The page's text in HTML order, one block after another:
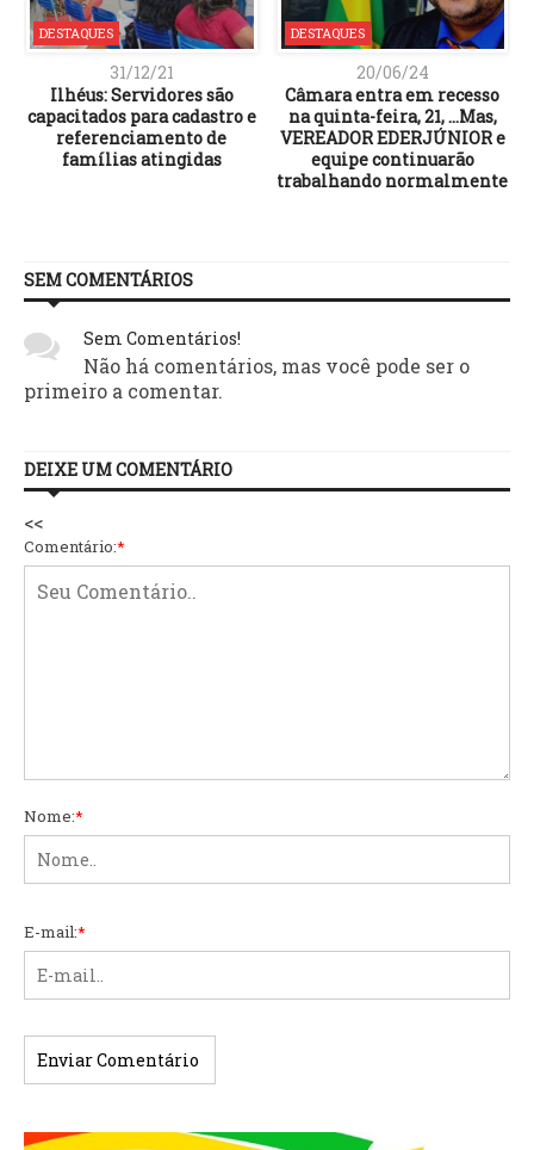
DESTAQUES
31/12/21
Ilhéus: Servidores são
capacitados para cadastro e
referenciamento de
famílias atingidas
DESTAQUES
20/06/24
Câmara entra em recesso
na quinta-feira, 21, …Mas,
VEREADOR EDERJÚNIOR e
equipe continuarão
trabalhando normalmente
SEM COMENTÁRIOS
Sem Comentários!
Não há comentários, mas você pode ser o
primeiro a comentar.
DEIXE UM COMENTÁRIO
<<
Comentário:*
Nome:*
E-mail:*